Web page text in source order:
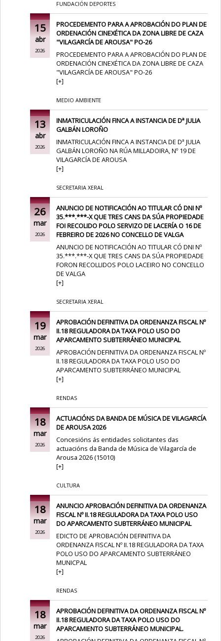
FUNDACIÓN DEPORTES
15
abr
2026
PROCEDEMENTO PARA A APROBACIÓN DO PLAN DE
ORDENACIÓN CINEXÉTICA DA ZONA LIBRE DE CAZA
"VILAGARCÍA DE AROUSA" PO-26
PROCEDEMENTO PARA A APROBACIÓN DO PLAN DE
ORDENACIÓN CINEXÉTICA DA ZONA LIBRE DE CAZA
"VILAGARCÍA DE AROUSA" PO-26
[+]
MEDIO AMBIENTE
13
abr
2026
INMATRICULACIÓN FINCA A INSTANCIA DE Dª JULIA
GALBÁN LOROÑO
INMATRICULACIÓN FINCA A INSTANCIA DE Dª JULIA
GALBÁN LOROÑO NA RÚA MILLADOIRA, Nº 19 DE
VILAGARCÍA DE AROUSA
[+]
SECRETARIA XERAL
26
mar
2026
ANUNCIO DE NOTIFICACIÓN AO TITULAR CÓ DNI Nº
35.***.***-X QUE TRES CANS DA SÚA PROPIEDADE
FOI RECOLIDO POLO SERVIZO DE LACERÍA O 16 DE
FEBREIRO DE 2026 NO CONCELLO DE VALGA
ANUNCIO DE NOTIFICACIÓN AO TITULAR CÓ DNI Nº
35.***.***-X QUE TRES CANS DA SÚA PROPIEDADE
FORON RECOLLIDOS POLO LACEIRO NO CONCELLO
DE VALGA
[+]
SECRETARIA XERAL
19
mar
2026
APROBACIÓN DEFINITIVA DA ORDENANZA FISCAL Nº
II.18 REGULADORA DA TAXA POLO USO DO
APARCAMENTO SUBTERRÁNEO MUNICIPAL
APROBACIÓN DEFINITIVA DA ORDENANZA FISCAL Nº
II.18 REGULADORA DA TAXA POLO USO DO
APARCAMENTO SUBTERRÁNEO MUNICIPAL
[+]
RENDAS
18
mar
2026
ACTUACIÓNS DA BANDA DE MÚSICA DE VILAGARCÍA
DE AROUSA 2026
Concesións ás entidades solicitantes das
actuacións da Banda de Música de Vilagarcía de
Arousa 2026 (15010)
[+]
CULTURA
18
mar
2026
ANUNCIO APROBACIÓN DEFINITIVA DA ORDENANZA
FISCAL Nº II.18 REGULADORA DA TAXA POLO USO
DO APARCAMENTO SUBTERRÁNEO MUNICIPAL
EDICTO DE APROBACIÓN DEFINITIVA DA
ORDENANZA FISCAL Nº II.18 REGULADORA DA TAXA
POLO USO DO APARCAMENTO SUBTERRÁNEO
MUNICPAL
[+]
RENDAS
18
mar
2026
APROBACIÓN DEFINITIVA DA ORDENANZA FISCAL Nº
II.18 REGULADORA DA TAXA POLO USO DO
APARCAMIENTO SUBTERRÁNEO MUNICIPAL.